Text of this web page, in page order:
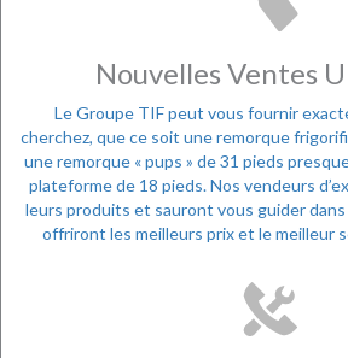
Nouvelles Ventes
Le Groupe TIF peut vous fournir
cherchez, que ce soit une remorque
une remorque « pups » de 31 pieds
plateforme de 18 pieds. Nos vendeurs
leurs produits et sauront vous guider
offriront les meilleurs prix et le meilleur